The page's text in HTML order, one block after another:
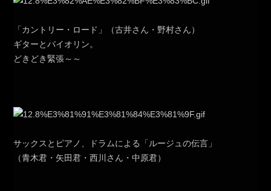
「カントリー・ロード」（古井さん・野村さん）
ギターとバイオリン。
どきどき緊張～～
サックスとピアノ、ドラムによる「ルージュの伝言」
（青木君・矢田君・西川さん・中原君）